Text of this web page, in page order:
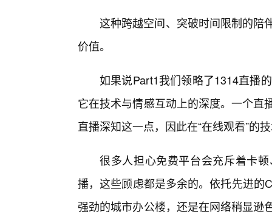
这种跨越空间、突破时间限制的陪
价值。
如果说Part1我们领略了1314直播
它在技术与情感互动上的深度。一个直
直播深知这一点，因此在“在线观看”的
很多人担心免费平台会充斥着卡
播，这些顾虑都是多余的。依托先进的
强劲的城市办公楼，还是在网络稍显逊